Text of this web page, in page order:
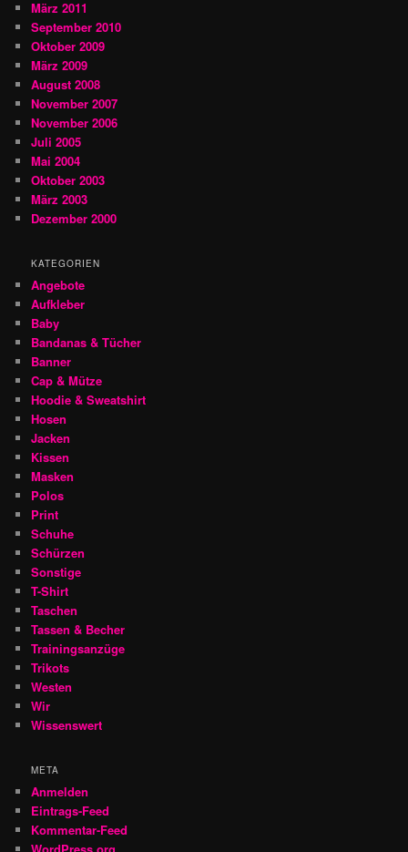
März 2011
September 2010
Oktober 2009
März 2009
August 2008
November 2007
November 2006
Juli 2005
Mai 2004
Oktober 2003
März 2003
Dezember 2000
KATEGORIEN
Angebote
Aufkleber
Baby
Bandanas & Tücher
Banner
Cap & Mütze
Hoodie & Sweatshirt
Hosen
Jacken
Kissen
Masken
Polos
Print
Schuhe
Schürzen
Sonstige
T-Shirt
Taschen
Tassen & Becher
Trainingsanzüge
Trikots
Westen
Wir
Wissenswert
META
Anmelden
Eintrags-Feed
Kommentar-Feed